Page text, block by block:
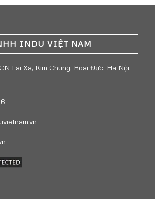
INDU VIỆT NAM
Lai Xá, Kim Chung, Hoài Đức, Hà Nội,